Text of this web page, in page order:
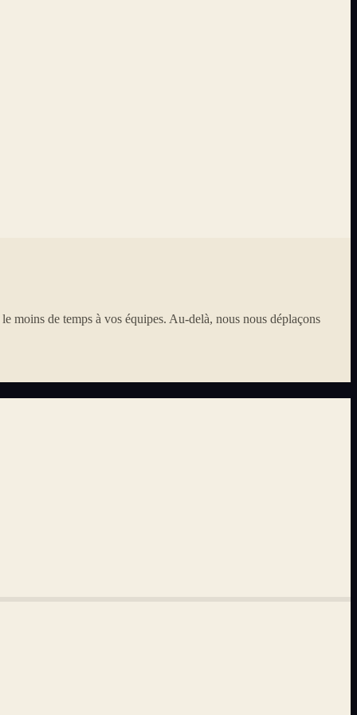
moins de temps à vos équipes. Au-delà, nous nous déplaçons